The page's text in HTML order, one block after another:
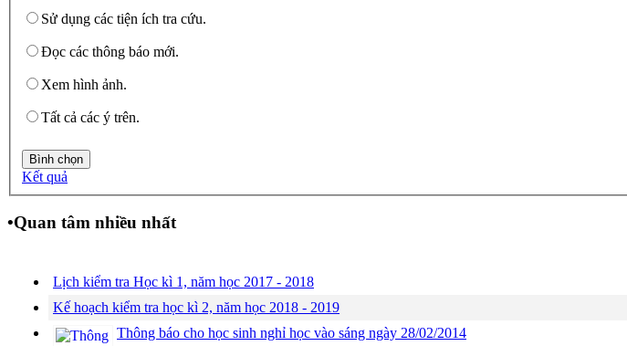
Sử dụng các tiện ích tra cứu.
Đọc các thông báo mới.
Xem hình ảnh.
Tất cả các ý trên.
Kết quả
•Quan tâm nhiều nhất
Lịch kiểm tra Học kì 1, năm học 2017 - 2018
Kế hoạch kiểm tra học kì 2, năm học 2018 - 2019
Thông báo cho học sinh nghỉ học vào sáng ngày 28/02/2014